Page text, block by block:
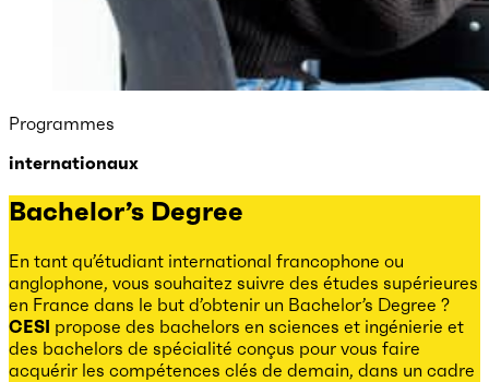
Programmes
internationaux
Bachelor’s Degree
En tant qu’étudiant international francophone ou
anglophone, vous souhaitez suivre des études supérieures
en France dans le but d’obtenir un Bachelor’s Degree ?
CESI propose des bachelors en sciences et ingénierie et
des bachelors de spécialité conçus pour vous faire
acquérir les compétences clés de demain, dans un cadre